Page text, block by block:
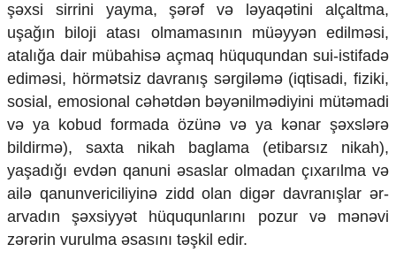
İqtisadi xəbərlər
Energetika
Neft-qaz
Əmək və sosial siyasət
Kənd təsərrüfatı
Hərbi sənaye
Telekommunikasiya və nəqliyyat
COP29
Cəmiyyət
Crossmedia.az - 1 yaş
Siyasət
şəxsi sirrini yayma, şərəf və ləyaqətini alçaltma,
uşağın biloji atası olmamasının müəyyən edilməsi,
atalığa dair mübahisə açmaq hüququndan sui-istifadə
ediməsi, hörmətsiz davranış sərgiləmə (iqtisadi, fiziki,
sosial, emosional cəhətdən bəyənilmədiyini mütəmadi
və ya kobud formada özünə və ya kənar şəxslərə
bildirmə), saxta nikah baglama (etibarsız nikah),
yaşadığı evdən qanuni əsaslar olmadan çıxarılma və
ailə qanunvericiliyinə zidd olan digər davranışlar ər-
arvadın şəxsiyyət hüququnlarını pozur və mənəvi
zərərin vurulma əsasını təşkil edir.